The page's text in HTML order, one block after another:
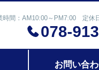
時間：AM10:00～PM7:00 定休
078-
お問い合